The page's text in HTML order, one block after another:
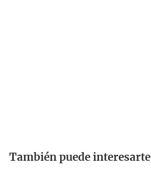
También puede interesarte